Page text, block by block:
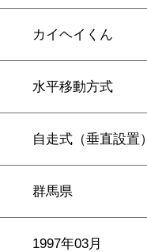
カイヘイくん
水平移動方式
自走式（垂直設置）
群馬県
1997年03月